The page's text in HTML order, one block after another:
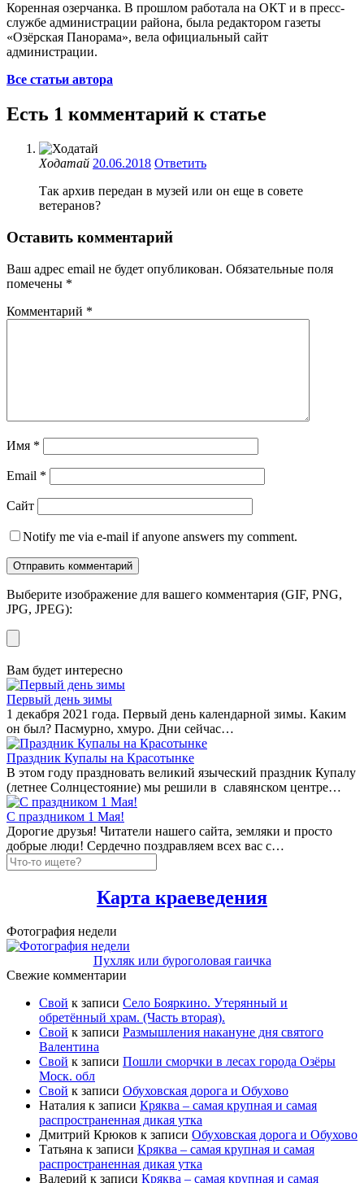
Коренная озерчанка. В прошлом работала на ОКТ и в пресс-
службе администрации района, была редактором газеты
«Озёрская Панорама», вела официальный сайт
администрации.
Все статьи автора
Есть 1 комментарий к статье
Ходатай 20.06.2018 Ответить
Так архив передан в музей или он еще в совете
ветеранов?
Оставить комментарий
Ваш адрес email не будет опубликован. Обязательные поля
помечены *
Комментарий *
Имя *
Email *
Сайт
Notify me via e-mail if anyone answers my comment.
Выберите изображение для вашего комментария (GIF, PNG,
JPG, JPEG):
Вам будет интересно
Первый день зимы
1 декабря 2021 года. Первый день календарной зимы. Каким
он был? Пасмурно, хмуро. Дни сейчас…
Праздник Купалы на Красотынке
В этом году праздновать великий языческий праздник Купалу
(летнее Солнцестояние) мы решили в славянском центре…
С праздником 1 Мая!
Дорогие друзья! Читатели нашего сайта, земляки и просто
добрые люди! Сердечно поздравляем всех вас с…
Карта краеведения
Фотография недели
Пухляк или буроголовая гаичка
Свежие комментарии
Свой к записи Село Бояркино. Утерянный и
обретённый храм. (Часть вторая).
Свой к записи Размышления накануне дня святого
Валентина
Свой к записи Пошли сморчки в лесах города Озёры
Моск. обл
Свой к записи Обуховская дорога и Обухово
Наталия к записи Кряква – самая крупная и самая
распространенная дикая утка
Дмитрий Крюков к записи Обуховская дорога и Обухово
Татьяна к записи Кряква – самая крупная и самая
распространенная дикая утка
Валерий к записи Кряква – самая крупная и самая